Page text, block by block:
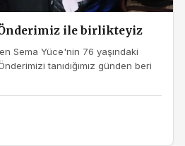
ile birlikteyiz
Sema Yüce'nin 76 yaşındaki
tanıdığımız günden beri